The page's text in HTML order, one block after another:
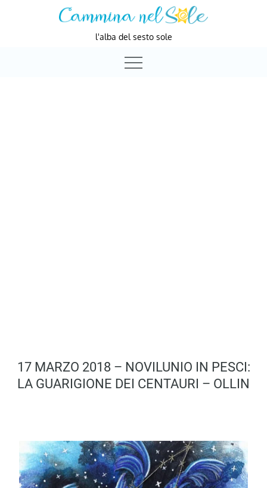
l'alba del sesto sole
17 MARZO 2018 – NOVILUNIO IN PESCI:
LA GUARIGIONE DEI CENTAURI – OLLIN